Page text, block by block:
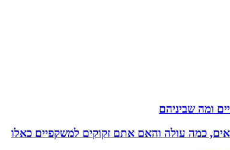
ומה שביניהם
כמה עולה והאם אתם זקוקים למשקפיים כאלו